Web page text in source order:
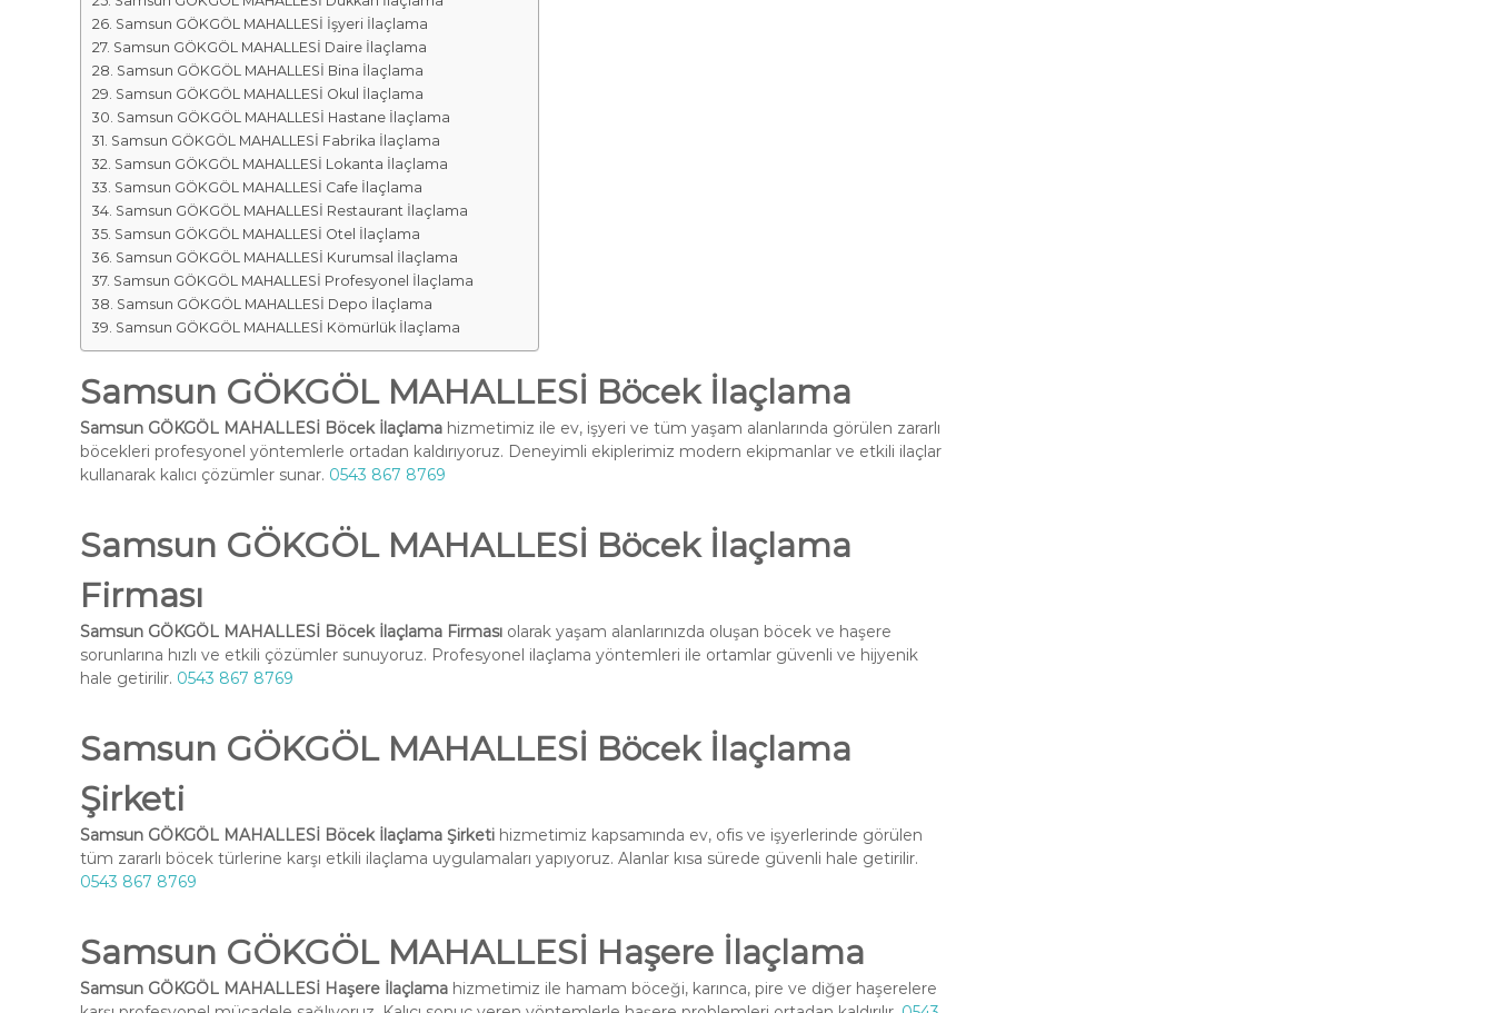
Samsun GÖKGÖL MAHALLESİ İşyeri İlaçlama
Samsun GÖKGÖL MAHALLESİ Daire İlaçlama
Samsun GÖKGÖL MAHALLESİ Bina İlaçlama
Samsun GÖKGÖL MAHALLESİ Okul İlaçlama
Samsun GÖKGÖL MAHALLESİ Hastane İlaçlama
Samsun GÖKGÖL MAHALLESİ Fabrika İlaçlama
Samsun GÖKGÖL MAHALLESİ Lokanta İlaçlama
Samsun GÖKGÖL MAHALLESİ Cafe İlaçlama
Samsun GÖKGÖL MAHALLESİ Restaurant İlaçlama
Samsun GÖKGÖL MAHALLESİ Otel İlaçlama
Samsun GÖKGÖL MAHALLESİ Kurumsal İlaçlama
Samsun GÖKGÖL MAHALLESİ Profesyonel İlaçlama
Samsun GÖKGÖL MAHALLESİ Depo İlaçlama
Samsun GÖKGÖL MAHALLESİ Kömürlük İlaçlama
Samsun GÖKGÖL MAHALLESİ Böcek İlaçlama
Samsun GÖKGÖL MAHALLESİ Böcek İlaçlama hizmetimiz ile ev, işyeri ve tüm yaşam alanlarında görülen zararlı
böcekleri profesyonel yöntemlerle ortadan kaldırıyoruz. Deneyimli ekiplerimiz modern ekipmanlar ve etkili ilaçlar
kullanarak kalıcı çözümler sunar. 0543 867 8769
Samsun GÖKGÖL MAHALLESİ Böcek İlaçlama
Firması
Samsun GÖKGÖL MAHALLESİ Böcek İlaçlama Firması olarak yaşam alanlarınızda oluşan böcek ve haşere
sorunlarına hızlı ve etkili çözümler sunuyoruz. Profesyonel ilaçlama yöntemleri ile ortamlar güvenli ve hijyenik
hale getirilir. 0543 867 8769
Samsun GÖKGÖL MAHALLESİ Böcek İlaçlama
Şirketi
Samsun GÖKGÖL MAHALLESİ Böcek İlaçlama Şirketi hizmetimiz kapsamında ev, ofis ve işyerlerinde görülen
tüm zararlı böcek türlerine karşı etkili ilaçlama uygulamaları yapıyoruz. Alanlar kısa sürede güvenli hale getirilir.
0543 867 8769
Samsun GÖKGÖL MAHALLESİ Haşere İlaçlama
Samsun GÖKGÖL MAHALLESİ Haşere İlaçlama hizmetimiz ile hamam böceği, karınca, pire ve diğer haşerelere